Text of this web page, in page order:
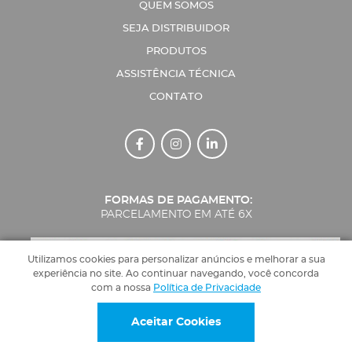
QUEM SOMOS
SEJA DISTRIBUIDOR
PRODUTOS
ASSISTÊNCIA TÉCNICA
CONTATO
Facebook Ícone
Instagram Ícone
Linkedin Ícone
FORMAS DE PAGAMENTO:
PARCELAMENTO EM ATÉ 6X
administrador.
Utilizamos cookies para personalizar anúncios e melhorar a sua
experiência no site. Ao continuar navegando, você concorda
com a nossa Política de Privacidade
Aceitar Cookies